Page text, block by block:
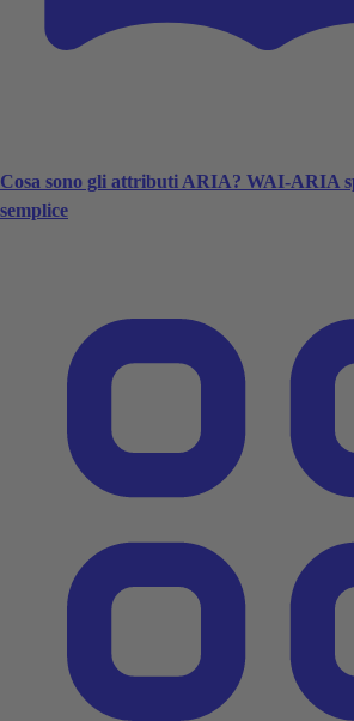
Cosa sono gli attributi ARIA? WAI-ARIA
semplice